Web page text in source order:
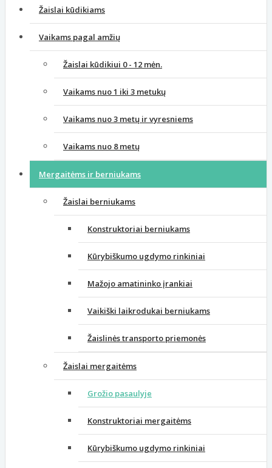
Žaislai kūdikiams
Vaikams pagal amžių
Žaislai kūdikiui 0 - 12 mėn.
Vaikams nuo 1 iki 3 metukų
Vaikams nuo 3 metų ir vyresniems
Vaikams nuo 8 metų
Mergaitėms ir berniukams
Žaislai berniukams
Konstruktoriai berniukams
Kūrybiškumo ugdymo rinkiniai
Mažojo amatininko įrankiai
Vaikiški laikrodukai berniukams
Žaislinės transporto priemonės
Žaislai mergaitėms
Grožio pasaulyje
Konstruktoriai mergaitėms
Kūrybiškumo ugdymo rinkiniai